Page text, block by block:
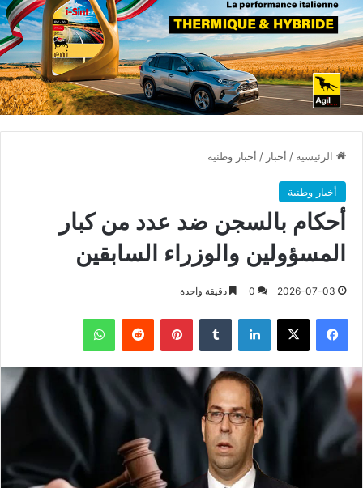
الرئيسية / أخبار / أخبار وطنية
أخبار وطنية
أحكام بالسجن ضد عدد من كبار
المسؤولين والوزراء السابقين
2026-07-03
0 دقيقة واحدة
فيسبوك X لينكدإن بينتيريست واتساب